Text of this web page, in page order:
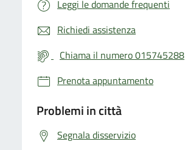
Leggi le domande frequenti
Richiedi assistenza
Chiama il numero 015745288
Prenota appuntamento
Problemi in città
Segnala disservizio